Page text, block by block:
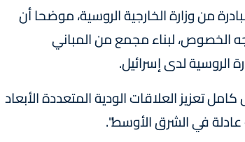
من وزارة الخارجية الروسية، موضحا أن
الخصوص، لبناء مجمع من المباني
الروسية لدى إسرائيل.
تعزيز العلاقات الودية المتعددة الأبعاد
عادلة في الشرق الأوسط".